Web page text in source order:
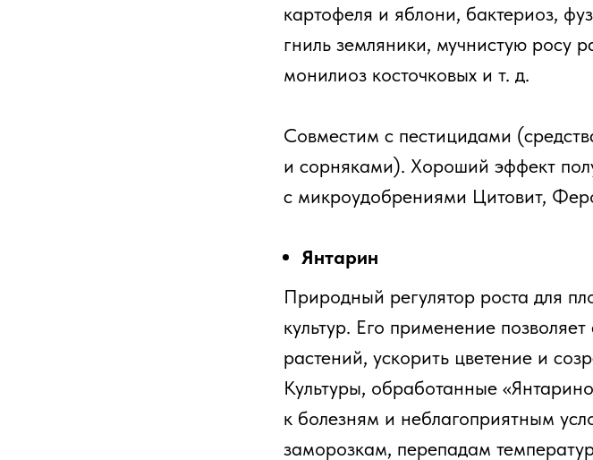
картофеля и яблони, бактериоз,
гниль земляники, мучнистую росу
монилиоз косточковых и т. д.
Совместим с пестицидами
и сорняками). Хороший эффект
с микроудобрениями Цитовит,
Янтарин
Природный регулятор роста для
культур. Его применение
растений, ускорить цветение и
Культуры, обработанные
к болезням и неблагоприятным
заморозкам, перепадам